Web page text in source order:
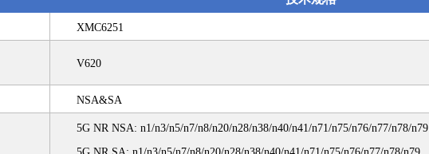
XMC6251
V620
NSA&SA
5G NR NSA: n1/n3/n5/n7/n8/n20/n28/n38/n40/n41/n71/n75/n76/n77/n78/n79